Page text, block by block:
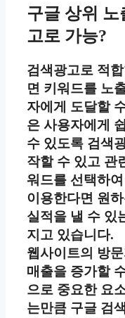
구글 상위 노
고로 가능?
검색광고로 적
면 키워드를 노
자에게 도달할
은 사용자에게
수 있도록 검색
작할 수 있고 관
워드를 선택하여
이용한다면 원하
실적을 낼 수 있
지고 있습니다.
웹사이트의 방
매출을 증가할
으로 중요한 요
는만큼 구글 검